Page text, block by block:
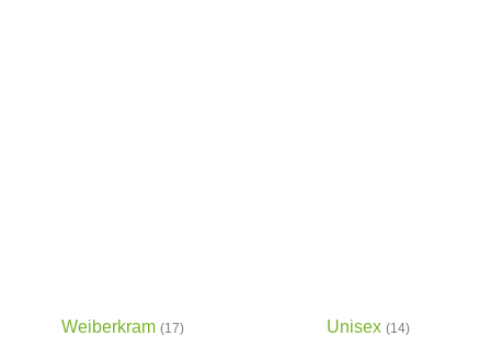
Weiberkram (17) Unisex (14)